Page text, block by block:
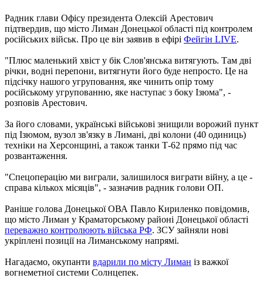
Радник глави Офісу президента Олексій Арестович
підтвердив, що місто Лиман Донецької області під контролем
російських військ. Про це він заявив в ефірі Фейгін LIVE.
"Плюс маленький хвіст у бік Слов'янська витягують. Там дві
річки, водні перепони, витягнути його буде непросто. Це на
підсічку нашого угруповання, яке чинить опір тому
російському угрупованню, яке наступає з боку Ізюма", -
розповів Арестович.
За його словами, українські військові знищили ворожий пункт
під Ізюмом, вузол зв'язку в Лимані, дві колони (40 одиниць)
техніки на Херсонщині, а також танки Т-62 прямо під час
розвантаження.
"Спецоперацію ми виграли, залишилося виграти війну, а це -
справа кількох місяців", - зазначив радник голови ОП.
Раніше голова Донецької ОВА Павло Кириленко повідомив,
що місто Лиман у Краматорському районі Донецької області
переважно контролюють війська РФ. ЗСУ зайняли нові
укріплені позиції на Лиманському напрямі.
Нагадаємо, окупанти вдарили по місту Лиман із важкої
вогнеметної системи Солнцепек.